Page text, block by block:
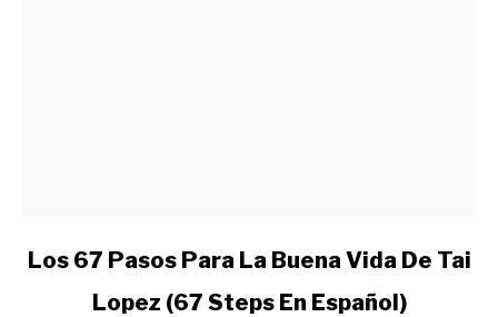
link
Los 67 Pasos Para La Buena Vida De Tai
Lopez (67 Steps En Español)